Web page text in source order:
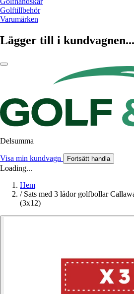
Golftillbehör
Varumärken
Lägger till i kundvagnen...
Delsumma
Visa min kundvagn Fortsätt handla
Loading...
Hem
/ Sats med 3 lådor golfbollar
(3x12)